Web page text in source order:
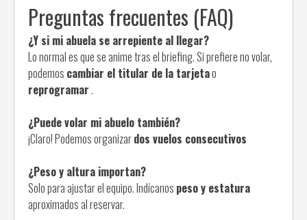
Preguntas frecuentes (FAQ)
¿Y si mi abuela se arrepiente al llegar?
Lo normal es que se anime tras el briefing. Si prefiere no volar,
podemos cambiar el titular de la tarjetao
reprogramar.
¿Puede volar mi abuelo también?
¡Claro! Podemos organizardos vuelos consecutivos
¿Peso y altura importan?
Solo para ajustar el equipo. Indícanos peso y estatura
aproximados al reservar.